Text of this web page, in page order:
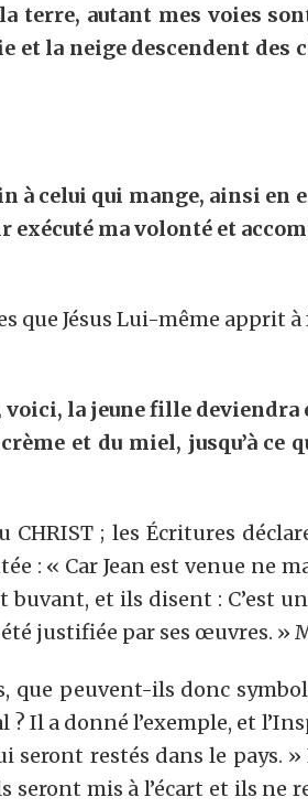
terre, autant mes voies
et la neige descendent des
à celui qui mange, ainsi
ma volonté et
que Jésus Lui-même apprit
voici, la jeune fille
et du miel, jusqu’à ce
; les Écritures
: « Car Jean est venue ne
et ils disent : C’est
justifiée par ses œuvres. »
peuvent-ils donc
? Il a donné l’exemple, et
restés dans le pays. »
mis à l’écart et ils ne